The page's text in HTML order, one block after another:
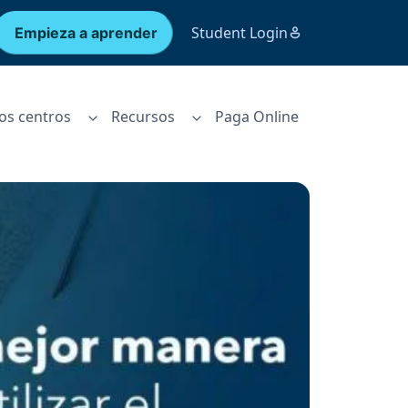
Empieza a aprender Student Login
centros Recursos Paga Online